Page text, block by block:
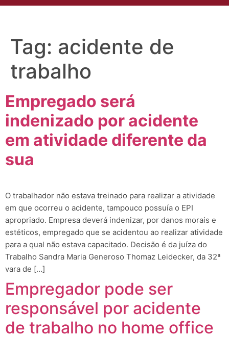
Tag: acidente de
trabalho
Empregado será
indenizado por acidente
em atividade diferente da
sua
O trabalhador não estava treinado para realizar a atividade
em que ocorreu o acidente, tampouco possuía o EPI
apropriado. Empresa deverá indenizar, por danos morais e
estéticos, empregado que se acidentou ao realizar atividade
para a qual não estava capacitado. Decisão é da juíza do
Trabalho Sandra Maria Generoso Thomaz Leidecker, da 32ª
vara de […]
Empregador pode ser
responsável por acidente
de trabalho no home office